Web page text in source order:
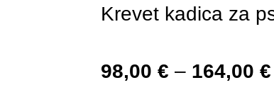
Krevet kadica za
98,00 € – 164,00 €